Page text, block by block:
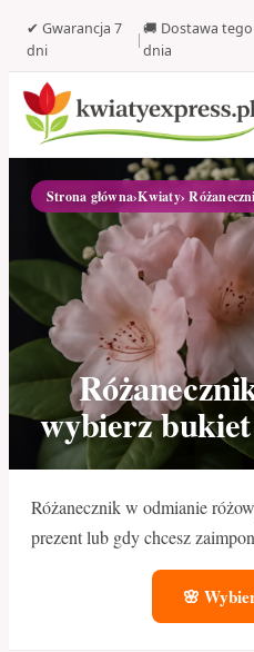
✔ Gwarancja 7
dni
|
🚚 Dostawa
dnia
Strona główna›Kwiaty›
wybierz
Różanecznik w odmianie
prezent lub gdy chcesz
🌸